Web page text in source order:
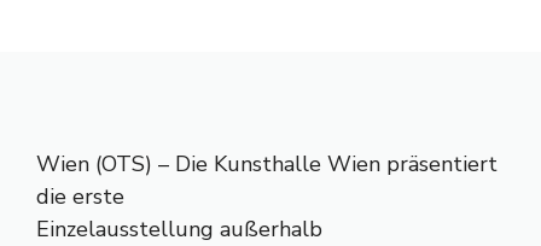
Wien (OTS) – Die Kunsthalle Wien präsentiert
die erste
Einzelausstellung außerhalb